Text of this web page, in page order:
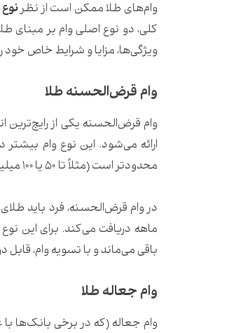
وام‌های طلا ممکن است از نظر
کلی، دو نوع اصلی وام بر مبنای
ویژگی‌ها، مزایا و شرایط خاص خود
وام قرض‌الحسنه طلا
ارائه می‌شود. این نوع وام
محدودتر است (مثلاً تا ۵۰ یا ۱۰۰ میلیون تومان).
ماهه دریافت می‌کند. برای این
باقی می‌ماند و با تسویه وام، قابل
وام جعاله طلا
وام جعاله (که در برخی بانک‌ها با